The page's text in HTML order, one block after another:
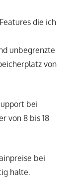
die ich
unbegrenzte
von
bei
von 8 bis 18
bei
halte.